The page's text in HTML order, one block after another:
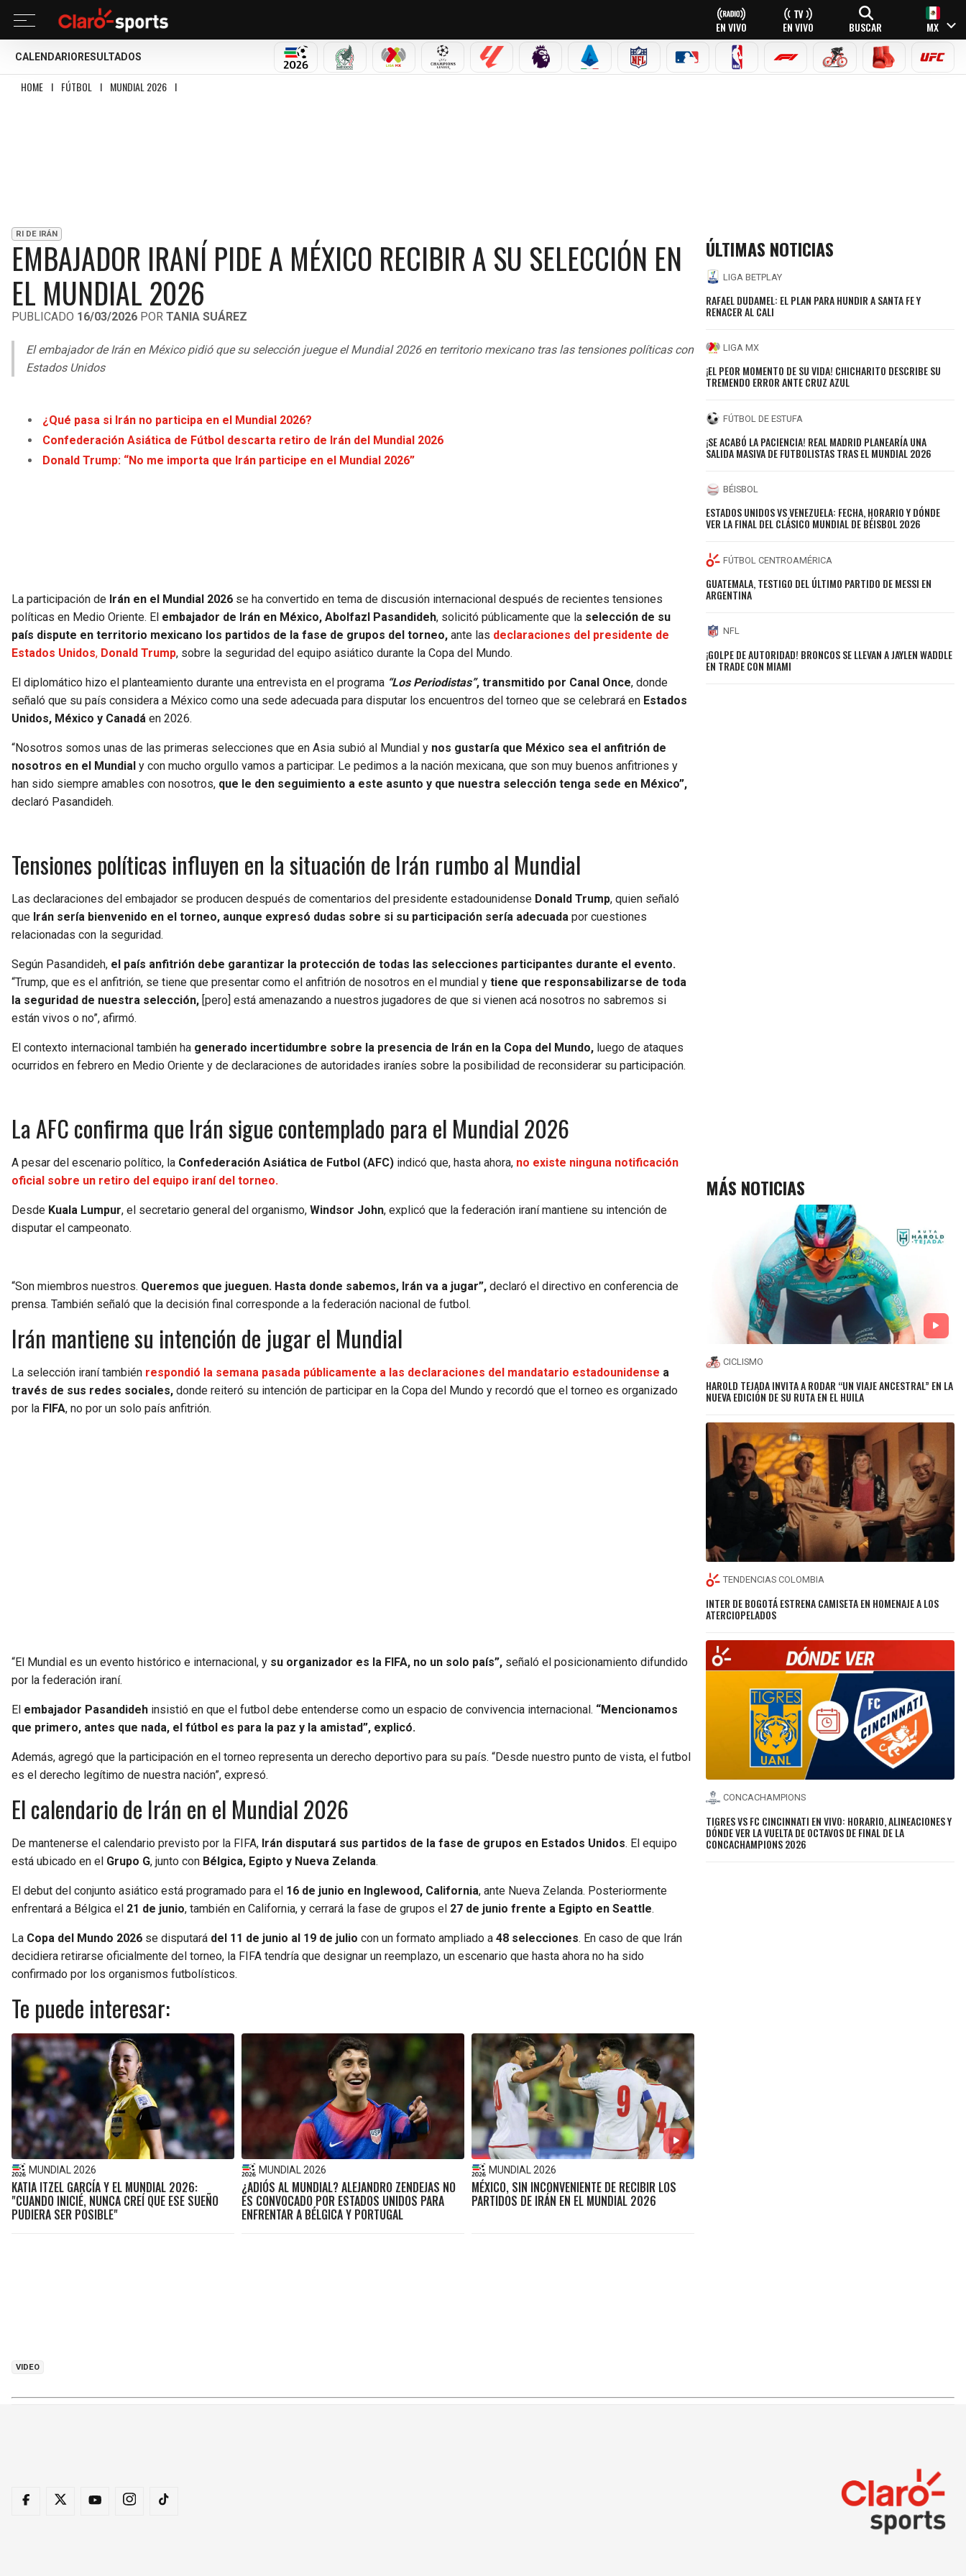
EN VIVO EN VIVO BUSCAR MX
CALENDARIO RESULTADOS
MUNDIAL 2026SELECCIÓN MEXICANA
LIGA MX CHAMPIONS LEAGUE
LALIGA PREMIER LEAGUE
SERIE A NFL MLB NBA FÓRMULA 1CICLISMOBOXEO UFC
HOME I FÚTBOL I MUNDIAL 2026 I
RI DE IRÁN
EMBAJADOR IRANÍ PIDE A MÉXICO RECIBIR A SU SELECCIÓN EN
EL MUNDIAL 2026
PUBLICADO 16/03/2026 POR TANIA SUÁREZ
El embajador de Irán en México pidió que su selección juegue el Mundial 2026 en territorio mexicano tras las tensiones políticas con
Estados Unidos
¿Qué pasa si Irán no participa en el Mundial 2026?
Confederación Asiática de Fútbol descarta retiro de Irán del Mundial 2026
Donald Trump: “No me importa que Irán participe en el Mundial 2026”
La participación de Irán en el Mundial 2026 se ha convertido en tema de discusión internacional después de recientes tensiones
políticas en Medio Oriente. El embajador de Irán en México, Abolfazl Pasandideh, solicitó públicamente que la selección de su
país dispute en territorio mexicano los partidos de la fase de grupos del torneo, ante las declaraciones del presidente de
Estados Unidos, Donald Trump, sobre la seguridad del equipo asiático durante la Copa del Mundo.
El diplomático hizo el planteamiento durante una entrevista en el programa “Los Periodistas”, transmitido por Canal Once, donde
señaló que su país considera a México como una sede adecuada para disputar los encuentros del torneo que se celebrará en Estados
Unidos, México y Canadá en 2026.
“Nosotros somos unas de las primeras selecciones que en Asia subió al Mundial y nos gustaría que México sea el anfitrión de
nosotros en el Mundial y con mucho orgullo vamos a participar. Le pedimos a la nación mexicana, que son muy buenos anfitriones y
han sido siempre amables con nosotros, que le den seguimiento a este asunto y que nuestra selección tenga sede en México”,
declaró Pasandideh.
Tensiones políticas influyen en la situación de Irán rumbo al Mundial
Las declaraciones del embajador se producen después de comentarios del presidente estadounidense Donald Trump, quien señaló
que Irán sería bienvenido en el torneo, aunque expresó dudas sobre si su participación sería adecuada por cuestiones
relacionadas con la seguridad.
Según Pasandideh, el país anfitrión debe garantizar la protección de todas las selecciones participantes durante el evento.
“Trump, que es el anfitrión, se tiene que presentar como el anfitrión de nosotros en el mundial y tiene que responsabilizarse de toda
la seguridad de nuestra selección, [pero] está amenazando a nuestros jugadores de que si vienen acá nosotros no sabremos si
están vivos o no”, afirmó.
El contexto internacional también ha generado incertidumbre sobre la presencia de Irán en la Copa del Mundo, luego de ataques
ocurridos en febrero en Medio Oriente y de declaraciones de autoridades iraníes sobre la posibilidad de reconsiderar su participación.
La AFC confirma que Irán sigue contemplado para el Mundial 2026
A pesar del escenario político, la Confederación Asiática de Futbol (AFC) indicó que, hasta ahora, no existe ninguna notificación
oficial sobre un retiro del equipo iraní del torneo.
Desde Kuala Lumpur, el secretario general del organismo, Windsor John, explicó que la federación iraní mantiene su intención de
disputar el campeonato.
“Son miembros nuestros. Queremos que jueguen. Hasta donde sabemos, Irán va a jugar”, declaró el directivo en conferencia de
prensa. También señaló que la decisión final corresponde a la federación nacional de futbol.
Irán mantiene su intención de jugar el Mundial
La selección iraní también respondió la semana pasada públicamente a las declaraciones del mandatario estadounidense a
través de sus redes sociales, donde reiteró su intención de participar en la Copa del Mundo y recordó que el torneo es organizado
por la FIFA, no por un solo país anfitrión.
“El Mundial es un evento histórico e internacional, y su organizador es la FIFA, no un solo país”, señaló el posicionamiento difundido
por la federación iraní.
El embajador Pasandideh insistió en que el futbol debe entenderse como un espacio de convivencia internacional. “Mencionamos
que primero, antes que nada, el fútbol es para la paz y la amistad”, explicó.
Además, agregó que la participación en el torneo representa un derecho deportivo para su país. “Desde nuestro punto de vista, el futbol
es el derecho legítimo de nuestra nación”, expresó.
El calendario de Irán en el Mundial 2026
De mantenerse el calendario previsto por la FIFA, Irán disputará sus partidos de la fase de grupos en Estados Unidos. El equipo
está ubicado en el Grupo G, junto con Bélgica, Egipto y Nueva Zelanda.
El debut del conjunto asiático está programado para el 16 de junio en Inglewood, California, ante Nueva Zelanda. Posteriormente
enfrentará a Bélgica el 21 de junio, también en California, y cerrará la fase de grupos el 27 de junio frente a Egipto en Seattle.
La Copa del Mundo 2026 se disputará del 11 de junio al 19 de julio con un formato ampliado a 48 selecciones. En caso de que Irán
decidiera retirarse oficialmente del torneo, la FIFA tendría que designar un reemplazo, un escenario que hasta ahora no ha sido
confirmado por los organismos futbolísticos.
Te puede interesar:
MUNDIAL 2026
KATIA ITZEL GARCÍA Y EL MUNDIAL 2026:
"CUANDO INICIÉ, NUNCA CREÍ QUE ESE SUEÑO
PUDIERA SER POSIBLE"
MUNDIAL 2026
¿ADIÓS AL MUNDIAL? ALEJANDRO ZENDEJAS NO
ES CONVOCADO POR ESTADOS UNIDOS PARA
ENFRENTAR A BÉLGICA Y PORTUGAL
MUNDIAL 2026
MÉXICO, SIN INCONVENIENTE DE RECIBIR LOS
PARTIDOS DE IRÁN EN EL MUNDIAL 2026
VIDEO
ÚLTIMAS NOTICIAS
LIGA BETPLAY
RAFAEL DUDAMEL: EL PLAN PARA HUNDIR A SANTA FE Y
RENACER AL CALI
LIGA MX
¡EL PEOR MOMENTO DE SU VIDA! CHICHARITO DESCRIBE SU
TREMENDO ERROR ANTE CRUZ AZUL
FÚTBOL DE ESTUFA
¡SE ACABÓ LA PACIENCIA! REAL MADRID PLANEARÍA UNA
SALIDA MASIVA DE FUTBOLISTAS TRAS EL MUNDIAL 2026
BÉISBOL
ESTADOS UNIDOS VS VENEZUELA: FECHA, HORARIO Y DÓNDE
VER LA FINAL DEL CLÁSICO MUNDIAL DE BÉISBOL 2026
FÚTBOL CENTROAMÉRICA
GUATEMALA, TESTIGO DEL ÚLTIMO PARTIDO DE MESSI EN
ARGENTINA
NFL
¡GOLPE DE AUTORIDAD! BRONCOS SE LLEVAN A JAYLEN WADDLE
EN TRADE CON MIAMI
MÁS NOTICIAS
CICLISMO
HAROLD TEJADA INVITA A RODAR “UN VIAJE ANCESTRAL” EN LA
NUEVA EDICIÓN DE SU RUTA EN EL HUILA
TENDENCIAS COLOMBIA
INTER DE BOGOTÁ ESTRENA CAMISETA EN HOMENAJE A LOS
ATERCIOPELADOS
CONCACHAMPIONS
TIGRES VS FC CINCINNATI EN VIVO: HORARIO, ALINEACIONES Y
DÓNDE VER LA VUELTA DE OCTAVOS DE FINAL DE LA
CONCACHAMPIONS 2026